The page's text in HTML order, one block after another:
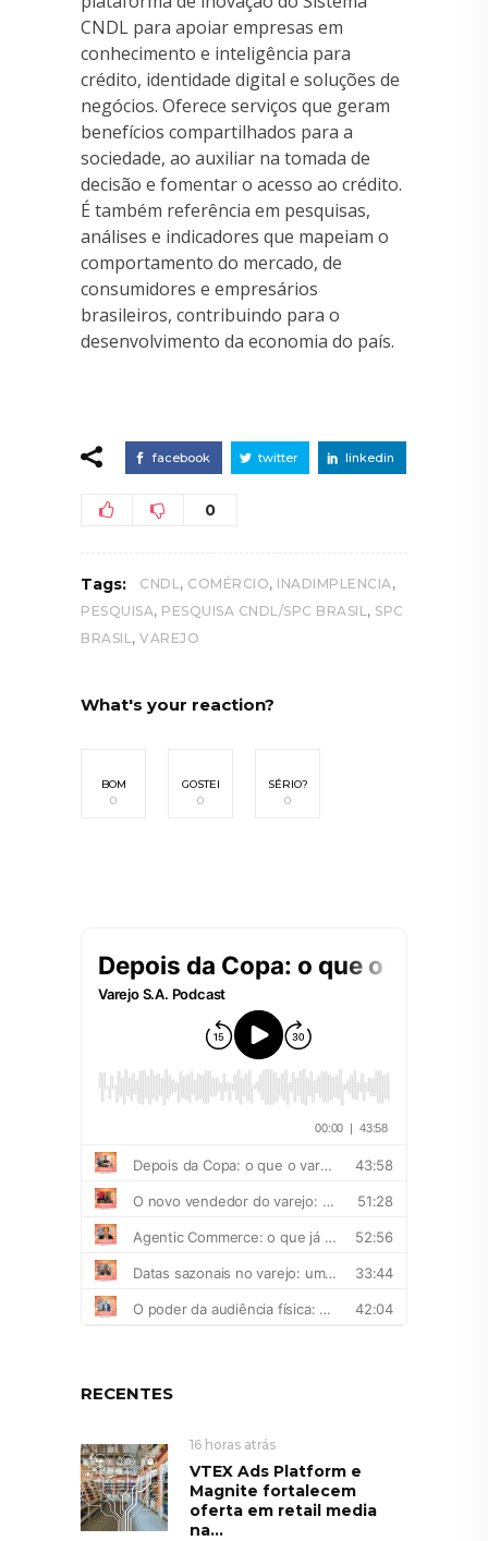
CNDL para apoiar empresas em
conhecimento e inteligência para
crédito, identidade digital e soluções de
negócios. Oferece serviços que geram
benefícios compartilhados para a
sociedade, ao auxiliar na tomada de
decisão e fomentar o acesso ao crédito.
É também referência em pesquisas,
análises e indicadores que mapeiam o
comportamento do mercado, de
consumidores e empresários
brasileiros, contribuindo para o
desenvolvimento da economia do país.
facebook twitter linkedin
0
Tags: CNDL , COMÉRCIO, INADIMPLENCIA ,
PESQUISA, PESQUISA CNDL/SPC BRASIL , SPC
BRASIL , VAREJO
What's your reaction?
BOM
0
GOSTEI
0
SÉRIO?
0
RECENTES
16 horas atrás
VTEX Ads Platform e
Magnite fortalecem
oferta em retail media
na...